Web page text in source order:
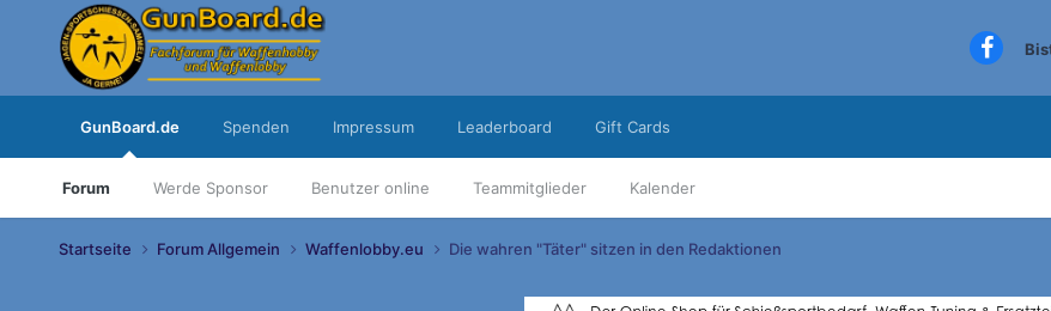
GunBoard.de
Forum Werde Sponsor Benutzer online Teammitglieder Kalender
Spenden Impressum Leaderboard Gift Cards
Startseite Forum Allgemein Waffenlobby.eu Die wahren "Täter" sitzen in den Redaktionen